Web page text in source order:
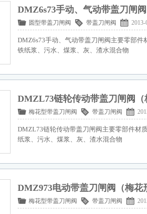
DMZ6s73手动、气动带盖刀闸
圆型带盖刀闸阀 带盖刀闸阀 2013-
DMZ6s73手动、气动带盖刀闸阀主要零部
铁纸浆、污水、煤浆、灰、渣水混合物
DMZL73链轮传动带盖刀闸阀（
梅花型带盖刀闸阀 带盖刀闸阀
DMZL73链轮传动带盖刀闸阀主要零部件材
纸浆、污水、煤浆、灰、渣水混合物
DMZ973电动带盖刀闸阀（梅花
梅花型带盖刀闸阀 带盖刀闸阀